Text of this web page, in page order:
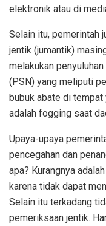
elektronik atau di
Selain itu, pemerintah
jentik (jumantik)
melakukan
(PSN) yang meliputi
bubuk abate di
adalah fogging saat
Upaya-upaya
pencegahan dan
apa? Kurangnya
karena tidak dapat
Selain itu terkadang
pemeriksaan jentik.